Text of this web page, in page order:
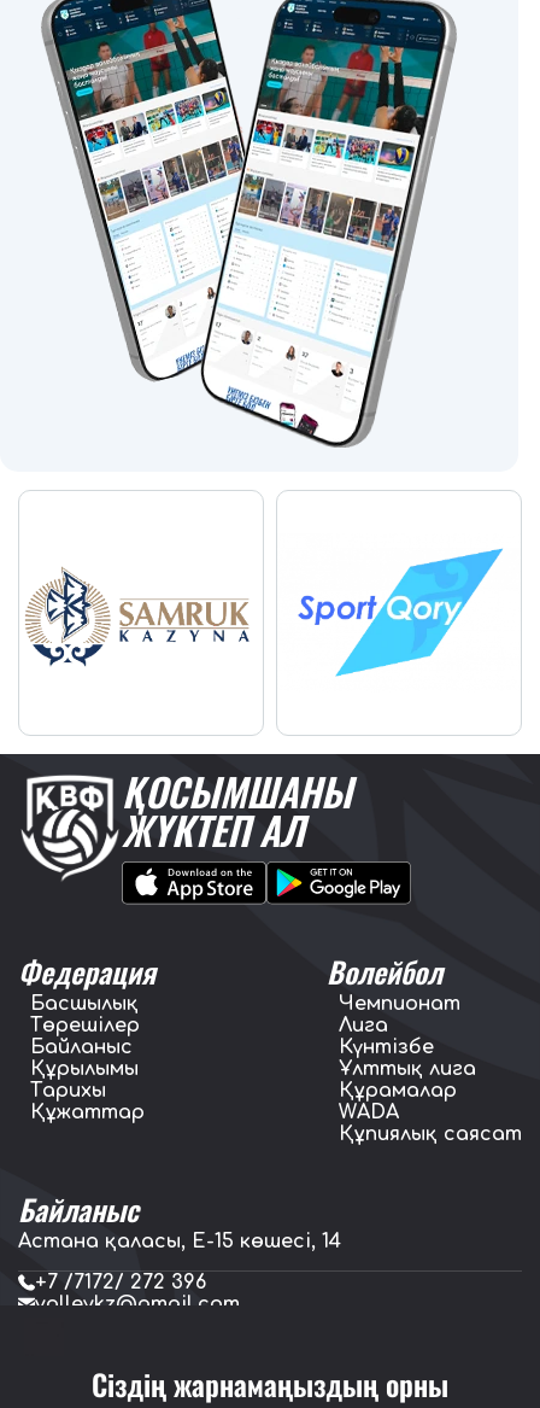
ҚОСЫМШАНЫ
ЖҮКТЕП АЛ
Федерация
Басшылық
Төрешілер
Байланыс
Құрылымы
Тарихы
Құжаттар
Волейбол
Чемпионат
Лига
Күнтізбе
Ұлттық лига
Құрамалар
WADA
Құпиялық саясат
Байланыс
Астана қаласы, E-15 көшесі, 14
+7 /7172/ 272 396
volleykz@gmail.com
Сіздің жарнамаңыздың орны